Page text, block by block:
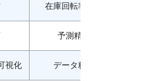
在庫回転率・配送コスト・欠品率
予測精度・サービスレベル
視化 データ精度・システム連携率